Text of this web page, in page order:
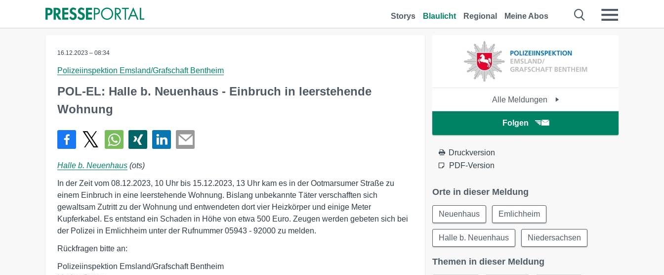
Storys Blaulicht Regional Meine Abos
16.12.2023 – 08:34
Polizeiinspektion Emsland/Grafschaft Bentheim
POL-EL: Halle b. Neuenhaus - Einbruch in leerstehende
Wohnung
Halle b. Neuenhaus (ots)
In der Zeit vom 08.12.2023, 10 Uhr bis 15.12.2023, 13 Uhr kam es in der Ootmarsumer Straße zu
einem Einbruch in eine leerstehende Wohnung. Bislang unbekannte Täter verschafften sich
gewaltsam Zutritt zu der Wohnung und entwendeten dort vier Heizkörper und einige Meter
Kupferkabel. Es entstand ein Schaden in Höhe von etwa 500 Euro. Zeugen werden gebeten sich bei
der Polizei in Emlichheim unter der Rufnummer 05943 - 92000 zu melden.
Rückfragen bitte an:
Polizeiinspektion Emsland/Grafschaft Bentheim
Alle Meldungen
Folgen
Druckversion
PDF-Version
Orte in dieser Meldung
Neuenhaus Emlichheim
Halle b. Neuenhaus Niedersachsen
Themen in dieser Meldung